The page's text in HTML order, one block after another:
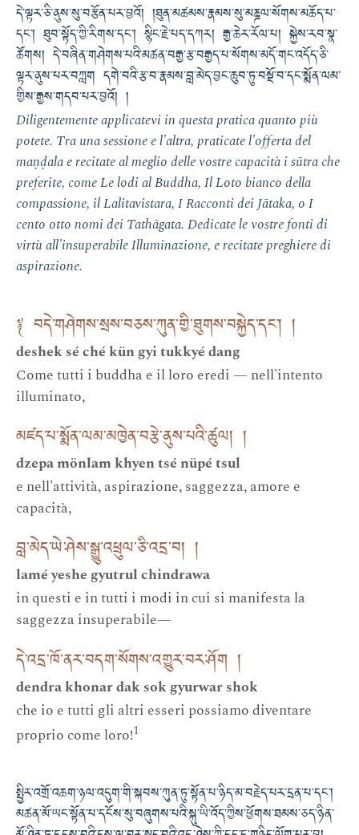
དེ་ལྟར་ཅི་ནུས་སུ་བརྩོན་པར་བྱའོ། །ཐུན་མཚམས་རྣམས་སུ་མཎྜལ་སོགས་མཆོད་པ་
དང་། ཐུབ་སྟོད་ཀྱི་རིགས་དང་། སྙིང་རྗེ་པད་དཀར། རྒྱ་ཆེར་རོལ་པ། སྐྱེས་རབ་སྣ་
ཚོགས། དེ་བཞིན་གཤེགས་པའི་མཚན་བརྒྱ་རྩ་བརྒྱད་པ་སོགས་མདོ་གང་འདོད་ཅི་
ལྟར་ནུས་པར་བཀླག དགེ་བའི་རྩ་བ་རྣམས་བླ་མེད་བྱང་ཆུབ་ཏུ་བསྔོ་བ་དང་སྨོན་ལམ་
གྱིས་རྒྱས་གདབ་པར་བྱའོ། །
Diligentemente applicatevi in questa pratica quanto più
potete. Tra una sessione e l'altra, praticate l'offerta del
maṇḍala e recitate al meglio delle vostre capacità i sūtra che
preferite, come Le lodi al Buddha, Il Loto bianco della
compassione, il Lalitavistara, I Racconti dei Jātaka, o I
cento otto nomi dei Tathāgata. Dedicate le vostre fonti di
virtù all'insuperabile Illuminazione, e recitate preghiere di
aspirazione.
༈ བདེ་གཤེགས་སྲས་བཅས་ཀུན་གྱི་ཐུགས་བསྐྱེད་དང་། །
deshek sé ché kün gyi tukkyé dang
Come tutti i buddha e il loro eredi — nell'intento
illuminato,
མཛད་པ་སྨོན་ལམ་མཁྱེན་བརྩེ་ནུས་པའི་ཚུལ། །
dzepa mönlam khyen tsé nüpé tsul
e nell'attività, aspirazione, saggezza, amore e
capacità,
བླ་མེད་ཡེ་ཤེས་སྒྱུ་འཕྲུལ་ཅི་འདྲ་བ། །
lamé yeshe gyutrul chindrawa
in questi e in tutti i modi in cui si manifesta la
saggezza insuperabile—
དེ་འདྲ་ཁོ་ནར་བདག་སོགས་འགྱུར་བར་ཤོག །
dendra khonar dak sok gyurwar shok
che io e tutti gli altri esseri possiamo diventare
proprio come loro!1
སྤྱིར་འགྲོ་འཆག་ཉལ་འདུག་གི་སྐབས་ཀུན་ཏུ་སྟོན་པ་ཉིད་མ་བརྗེད་པར་དྲན་པ་དང་།
མཚན་མོ་ཡང་སྟོན་པ་དངོས་སུ་བཞུགས་པའི་སྐུ་ཡི་འོད་ཀྱིས་ཕྱོགས་ཐམས་ཅད་ཉིན་